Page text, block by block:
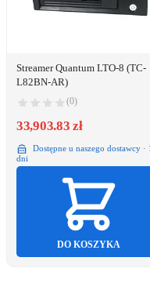
Streamer Quantum LTO-8 (TC-
L82BN-AR)
(0)
33,903.83 zł
Dostępne u naszego dostawcy ·
dni
DO KOSZYKA